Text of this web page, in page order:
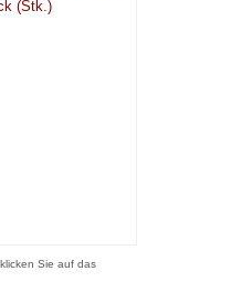
Sie auf das